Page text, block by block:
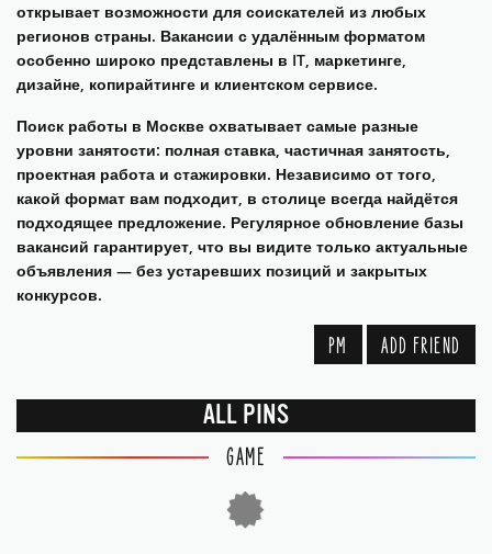
открывает возможности для соискателей из любых
регионов страны. Вакансии с удалённым форматом
особенно широко представлены в IT, маркетинге,
дизайне, копирайтинге и клиентском сервисе.
Поиск работы в Москве охватывает самые разные
уровни занятости: полная ставка, частичная занятость,
проектная работа и стажировки. Независимо от того,
какой формат вам подходит, в столице всегда найдётся
подходящее предложение. Регулярное обновление базы
вакансий гарантирует, что вы видите только актуальные
объявления — без устаревших позиций и закрытых
конкурсов.
PM ADD FRIEND
ALL PINS
GAME